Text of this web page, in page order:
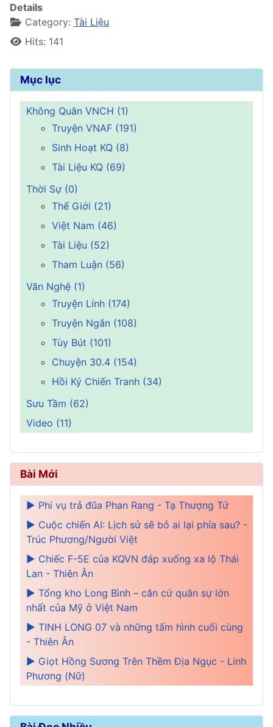
Mục lục
Không Quân VNCH (1)
Truyện VNAF (191)
Sinh Hoạt KQ (8)
Tài Liệu KQ (69)
Thời Sự (0)
Thế Giới (21)
Việt Nam (46)
Tài Liệu (52)
Tham Luận (56)
Văn Nghệ (1)
Truyện Lính (174)
Truyện Ngắn (108)
Tùy Bút (101)
Chuyện 30.4 (154)
Hồi Ký Chiến Tranh (34)
Sưu Tầm (62)
Video (11)
Bài Mới
► Phi vụ trả đũa Phan Rang - Tạ Thượng Tứ
► Cuộc chiến AI: Lịch sử sẽ bỏ ai lại phía sau? -
Trúc Phương/Người Việt
► Chiếc F-5E của KQVN đáp xuống xa lộ Thái
Lan - Thiên Ân
► Tổng kho Long Bình – căn cứ quân sự lớn
nhất của Mỹ ở Việt Nam
► TINH LONG 07 và những tấm hình cuối cùng
- Thiên Ân
► Giọt Hồng Sương Trên Thềm Địa Ngục - Linh
Phương (Nữ)
Details
Category: Tài Liệu
Hits: 141